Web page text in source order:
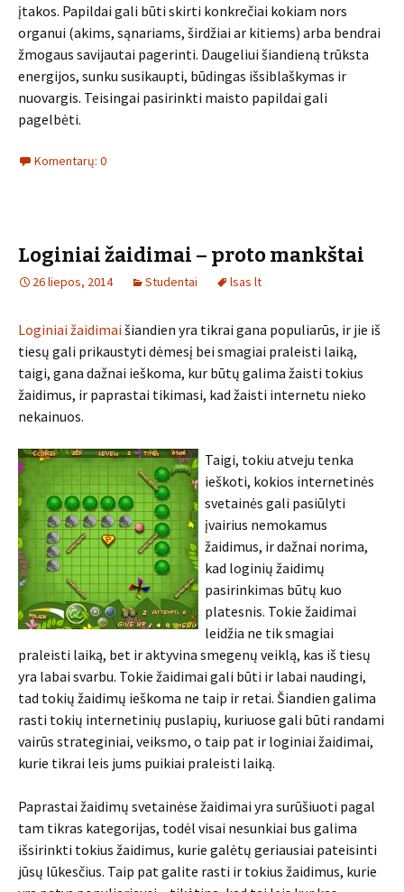
įtakos. Papildai gali būti skirti konkrečiai kokiam nors
organui (akims, sąnariams, širdžiai ar kitiems) arba bendrai
žmogaus savijautai pagerinti. Daugeliui šiandieną trūksta
energijos, sunku susikaupti, būdingas išsiblaškymas ir
nuovargis. Teisingai pasirinkti maisto papildai gali
pagelbėti.
Komentarų: 0
Loginiai žaidimai – proto mankštai
26 liepos, 2014 Studentai lsas lt
Loginiai žaidimaišiandien yra tikrai gana populiarūs, ir jie iš
tiesų gali prikaustyti dėmesį bei smagiai praleisti laiką,
taigi, gana dažnai ieškoma, kur būtų galima žaisti tokius
žaidimus, ir paprastai tikimasi, kad žaisti internetu nieko
nekainuos.
Taigi, tokiu atveju tenka
ieškoti, kokios internetinės
svetainės gali pasiūlyti
įvairius nemokamus
žaidimus, ir dažnai norima,
kad loginių žaidimų
pasirinkimas būtų kuo
platesnis. Tokie žaidimai
leidžia ne tik smagiai
praleisti laiką, bet ir aktyvina smegenų veiklą, kas iš tiesų
yra labai svarbu. Tokie žaidimai gali būti ir labai naudingi,
tad tokių žaidimų ieškoma ne taip ir retai. Šiandien galima
rasti tokių internetinių puslapių, kuriuose gali būti randami
vairūs strateginiai, veiksmo, o taip pat ir loginiai žaidimai,
kurie tikrai leis jums puikiai praleisti laiką.
Paprastai žaidimų svetainėse žaidimai yra surūšiuoti pagal
tam tikras kategorijas, todėl visai nesunkiai bus galima
išsirinkti tokius žaidimus, kurie galėtų geriausiai pateisinti
jūsų lūkesčius. Taip pat galite rasti ir tokius žaidimus, kurie